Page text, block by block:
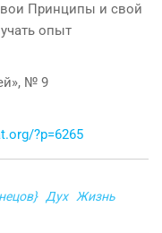
Принципы и свой
опыт
№ 9
?p=6265
Дух
Жизнь